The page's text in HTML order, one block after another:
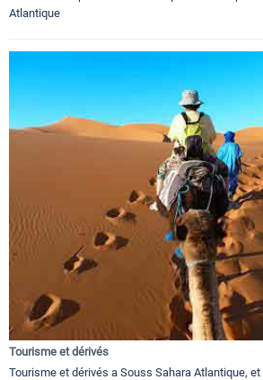
Atlantique
Tourisme et dérivés
Tourisme et dérivés a Souss Sahara Atlantique,